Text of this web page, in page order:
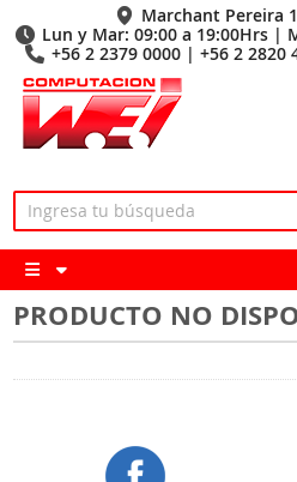
Marchant Pereira
Lun y Mar: 09:00 a 19:00Hrs |
+56 2 2379 0000 | +56 2 2820
PRODUCTO NO